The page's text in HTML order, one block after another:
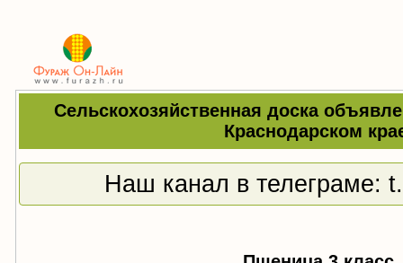
Сельскохозяйственная доска
Краснодарском
Наш канал в телеграме: